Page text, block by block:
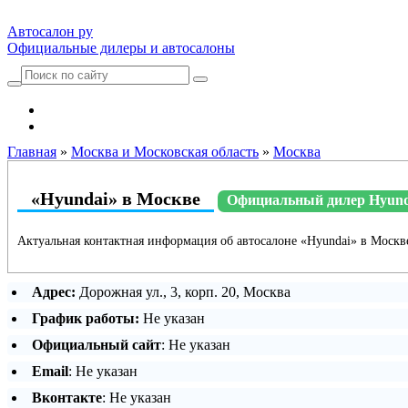
Автосалон ру
Официальные дилеры и автосалоны
Главная » Москва и Московская область » Москва
«Hyundai» в Москве Официальный дилер
Актуальная контактная информация об автосалоне «Hyundai» в
Адрес: Дорожная ул., 3, корп. 20, Москва
График работы: Не указан
Официальный сайт: Не указан
Email: Не указан
Вконтакте: Не указан